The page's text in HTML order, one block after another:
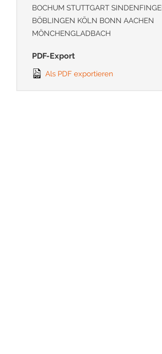
BOCHUM STUTTGART
BÖBLINGEN KÖLN BONN AACHEN
MÖNCHENGLADBACH
PDF-Export
Als PDF exportieren